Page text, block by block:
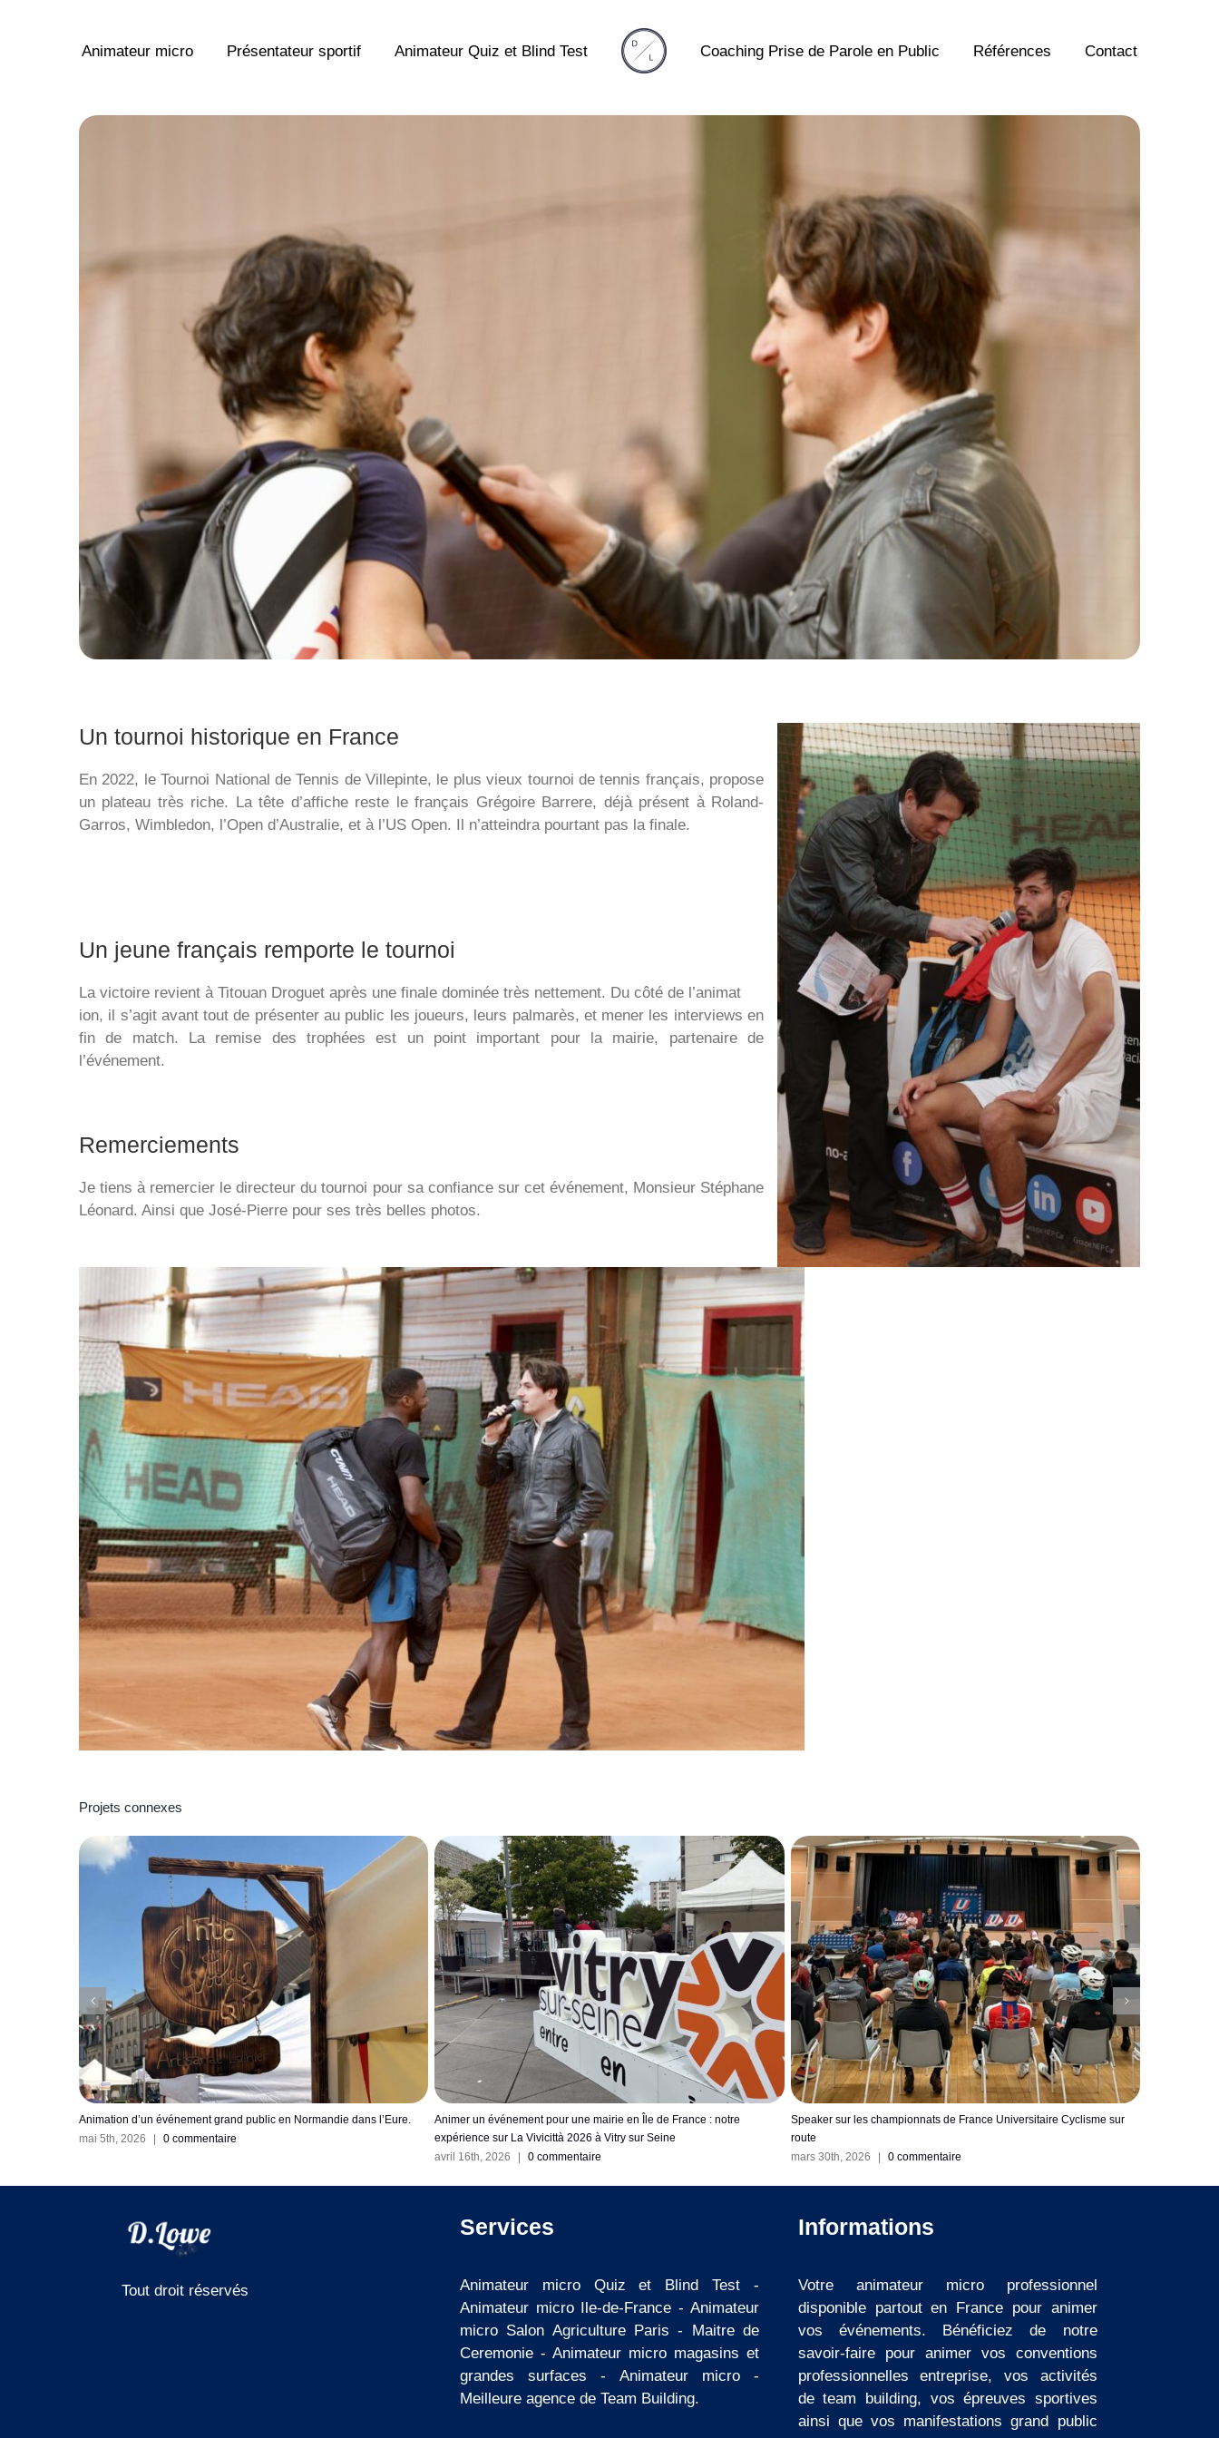
Animateur micro Présentateur sportif Animateur Quiz et Blind Test Coaching Prise de Parole en Public Références Contact
View
Un tournoi historique en France
En 2022, le Tournoi National de Tennis de Villepinte, le plus vieux tournoi de tennis français, propose
un plateau très riche. La tête d’affiche reste le français Grégoire Barrere, déjà présent à Roland-
Garros, Wimbledon, l’Open d’Australie, et à l’US Open. Il n’atteindra pourtant pas la finale.
Un jeune français remporte le tournoi
La victoire revient à Titouan Droguet après une finale dominée très nettement. Du côté de l’animat
ion, il s’agit avant tout de présenter au public les joueurs, leurs palmarès, et mener les interviews en
fin de match. La remise des trophées est un point important pour la mairie, partenaire de
l’événement.
Remerciements
Je tiens à remercier le directeur du tournoi pour sa confiance sur cet événement, Monsieur Stéphane
Léonard. Ainsi que José-Pierre pour ses très belles photos.
Projets connexes
dans l’Eure.
Animer un événement pour une mairie en Île de France : notre
expérience sur La Vivicittà 2026 à Vitry sur Seine
Speaker sur les championnats de France Universitaire Cyclisme sur
route
mars 30th, 2026 | 0 commentaire
Journée Prox’Aventure au parc Robespierre : un après-midi placé
juillet 29th, 2026 | 0 commentaire
Tout droit réservés
Services
Animateur micro Quiz et Blind Test
-
Animateur micro Ile-de-France - Animateur
micro Salon Agriculture Paris -
Maitre de
Ceremonie - Animateur micro magasins et
grandes surfaces
- Animateur micro -
Meilleure agence de Team Building.
Informations
Votre animateur micro professionnel
disponible partout en France pour animer
vos événements. Bénéficiez de notre
savoir-faire pour animer vos conventions
professionnelles entreprise, vos activités
de team building, vos épreuves sportives
ainsi que vos manifestations grand public